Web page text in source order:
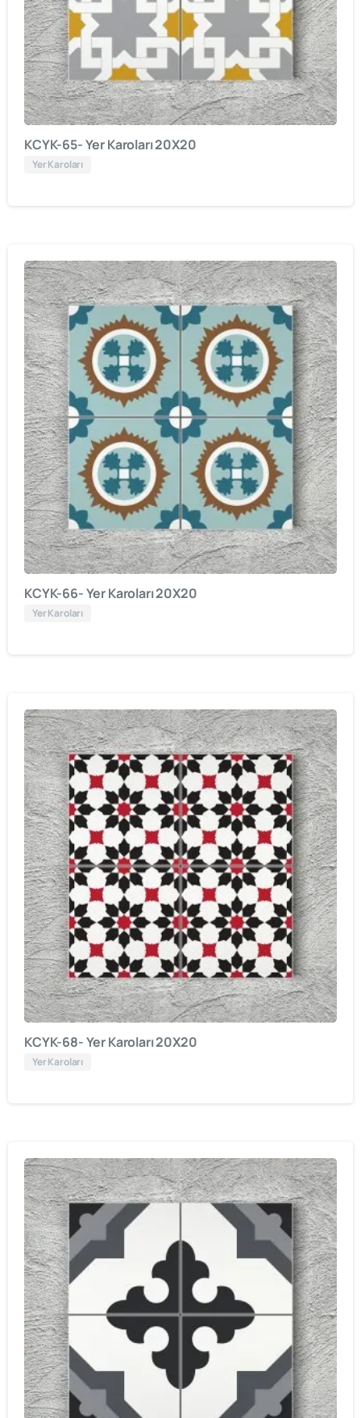
KCYK-65- Yer Karoları 20X20
Yer Karoları
KCYK-66- Yer Karoları 20X20
Yer Karoları
KCYK-68- Yer Karoları 20X20
Yer Karoları